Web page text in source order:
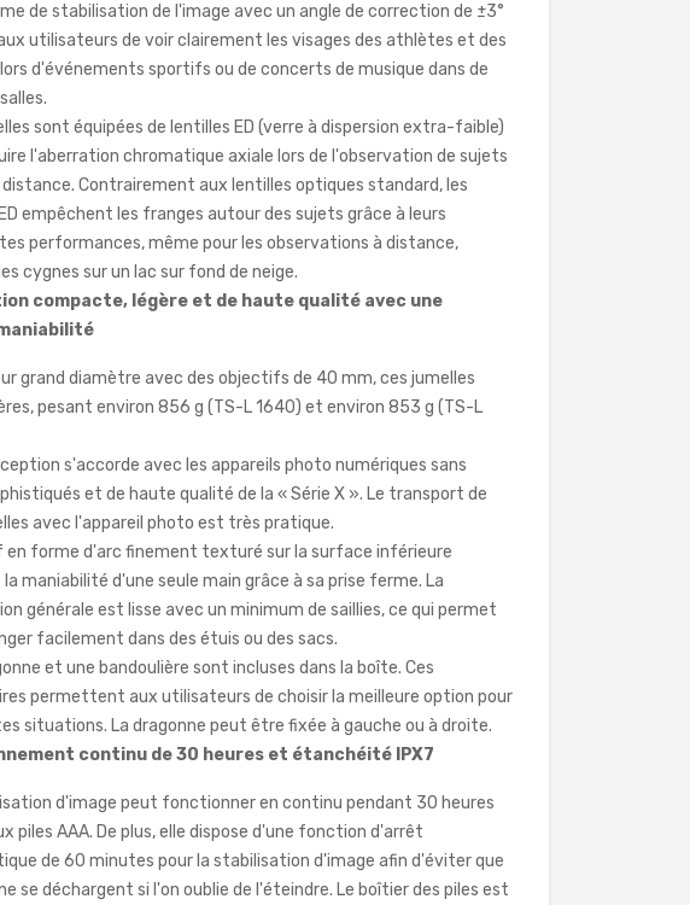
de stabilisation de l'image avec un angle de correction de ±3°
utilisateurs de voir clairement les visages des athlètes et des
d'événements sportifs ou de concerts de musique dans de
sont équipées de lentilles ED (verre à dispersion extra-faible)
l'aberration chromatique axiale lors de l'observation de sujets
distance. Contrairement aux lentilles optiques standard, les
empêchent les franges autour des sujets grâce à leurs
performances, même pour les observations à distance,
cygnes sur un lac sur fond de neige.
compacte, légère et de haute qualité avec une
grand diamètre avec des objectifs de 40 mm, ces jumelles
pesant environ 856 g (TS-L 1640) et environ 853 g (TS-L
s'accorde avec les appareils photo numériques sans
et de haute qualité de la « Série X ». Le transport de
avec l'appareil photo est très pratique.
en forme d'arc finement texturé sur la surface inférieure
maniabilité d'une seule main grâce à sa prise ferme. La
générale est lisse avec un minimum de saillies, ce qui permet
facilement dans des étuis ou des sacs.
et une bandoulière sont incluses dans la boîte. Ces
permettent aux utilisateurs de choisir la meilleure option pour
situations. La dragonne peut être fixée à gauche ou à droite.
continu de 30 heures et étanchéité IPX7
d'image peut fonctionner en continu pendant 30 heures
piles AAA. De plus, elle dispose d'une fonction d'arrêt
de 60 minutes pour la stabilisation d'image afin d'éviter que
se déchargent si l'on oublie de l'éteindre. Le boîtier des piles est